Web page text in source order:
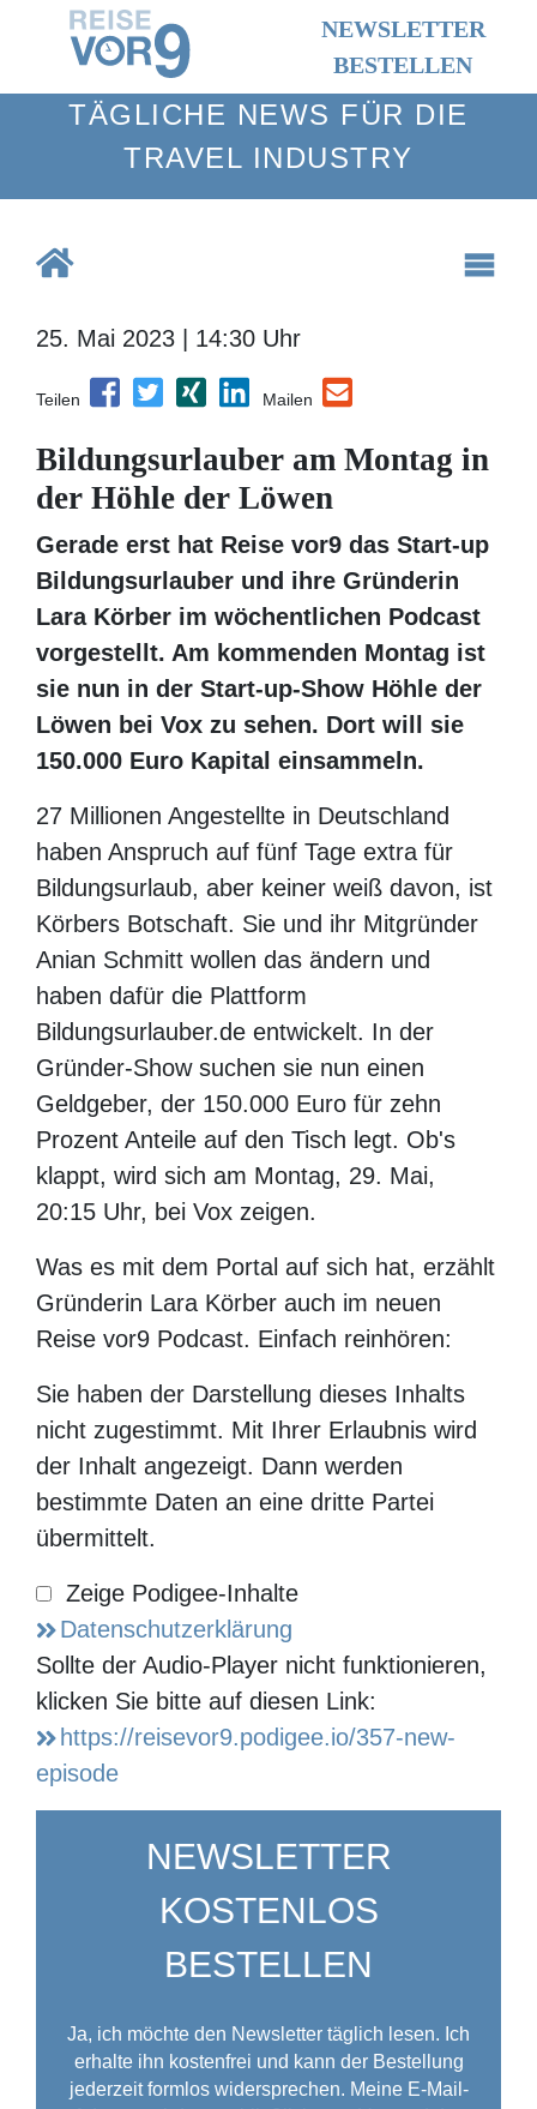
NEWSLETTER
BESTELLEN
TÄGLICHE NEWS FÜR DIE TRAVEL
INDUSTRY
25. Mai 2023 | 14:30 Uhr
Teilen Mailen
Bildungsurlauber am Montag
in der Höhle der Löwen
Gerade erst hat Reise vor9 das Start-up
Bildungsurlauber und ihre Gründerin Lara
Körber im wöchentlichen Podcast
vorgestellt. Am kommenden Montag ist
sie nun in der Start-up-Show Höhle der
Löwen bei Vox zu sehen. Dort will sie
150.000 Euro Kapital einsammeln.
27 Millionen Angestellte in Deutschland
haben Anspruch auf fünf Tage extra für
Bildungsurlaub, aber keiner weiß davon, ist
Körbers Botschaft. Sie und ihr Mitgründer
Anian Schmitt wollen das ändern und
haben dafür die Plattform
Bildungsurlauber.de entwickelt. In der
Gründer-Show suchen sie nun einen
Geldgeber, der 150.000 Euro für zehn
Prozent Anteile auf den Tisch legt. Ob's
klappt, wird sich am Montag, 29. Mai, 20:15
Uhr, bei Vox zeigen.
Was es mit dem Portal auf sich hat, erzählt
Gründerin Lara Körber auch im neuen Reise
vor9 Podcast. Einfach reinhören:
Sie haben der Darstellung dieses Inhalts nicht
zugestimmt. Mit Ihrer Erlaubnis wird der Inhalt
angezeigt. Dann werden bestimmte Daten an eine
Zeige
Inhalte
Sollte der Audio-Player nicht funktionieren,
klicken Sie bitte auf diesen Link:
https://reisevor9.podigee.io/357-new-
episode
NEWSLETTER
KOSTENLOS BESTELLEN
Ja, ich möchte den Newsletter täglich lesen. Ich
jederzeit formlos widersprechen. Meine E-Mail-
Adresse wird ausschließlich zum Versand des
Newsletters und zur Erfolgsmessung genutzt und